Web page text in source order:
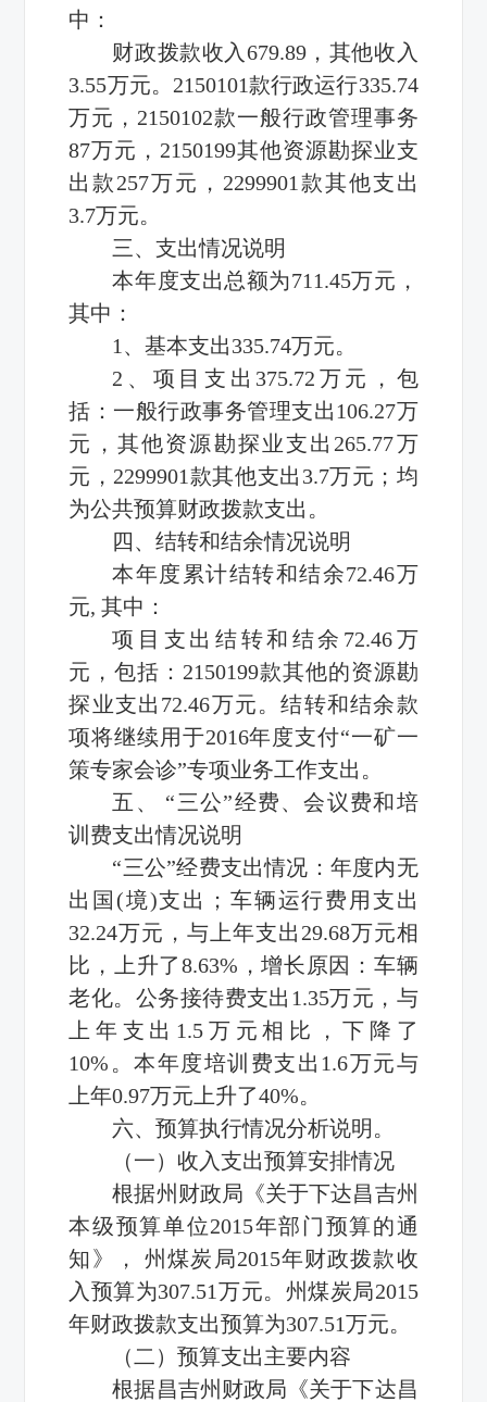
中：
财政拨款收入679.89，其他收入
3.55万元。2150101款行政运行335.74
万元，2150102款一般行政管理事务
87万元，2150199其他资源勘探业支
出款257万元，2299901款其他支出
3.7万元。
三、支出情况说明
本年度支出总额为711.45万元，
其中：
1、基本支出335.74万元。
2、项目支出375.72万元，包
括：一般行政事务管理支出106.27万
元，其他资源勘探业支出265.77万
元，2299901款其他支出3.7万元；均
为公共预算财政拨款支出。
四、结转和结余情况说明
本年度累计结转和结余72.46万
元, 其中：
项目支出结转和结余72.46万
元，包括：2150199款其他的资源勘
探业支出72.46万元。结转和结余款
项将继续用于2016年度支付“一矿一
策专家会诊”专项业务工作支出。
五、 “三公”经费、会议费和培
训费支出情况说明
“三公”经费支出情况：年度内无
出国(境)支出；车辆运行费用支出
32.24万元，与上年支出29.68万元相
比，上升了8.63%，增长原因：车辆
老化。公务接待费支出1.35万元，与
上年支出1.5万元相比，下降了
10%。本年度培训费支出1.6万元与
上年0.97万元上升了40%。
六、预算执行情况分析说明。
（一）收入支出预算安排情况
根据州财政局《关于下达昌吉州
本级预算单位2015年部门预算的通
知》， 州煤炭局2015年财政拨款收
入预算为307.51万元。州煤炭局2015
年财政拨款支出预算为307.51万元。
（二）预算支出主要内容
根据昌吉州财政局《关于下达昌